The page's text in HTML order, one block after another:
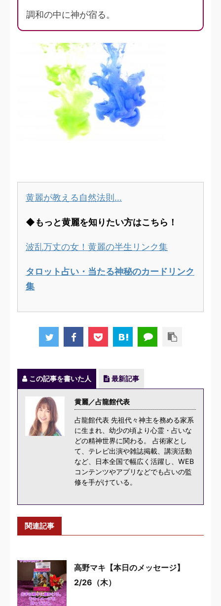
調和の中に神が宿る。
黄麗が教える自然法則…
◆もっと黄麗を知りたい方はこちら！
波乱万丈の女！黄麗の半生リンク集
タロット占い・当たる神秘のカードリンク
集
この記事を書いた人 最新記事
黄麗／占龍館代表
占龍館代表 先祖代々神主を務める家系
に生まれ、幼少の頃より心霊・占いな
どの精神世界に関わる。 占術家とし
て、テレビ出演や雑誌掲載、講演活動
など、日本全国で幅広く活躍し、WEB
コンテンツやアプリなどでも占いの監
修を手がけている。
関連記事
高野マキ【本日のメッセージ】
2/26（木）